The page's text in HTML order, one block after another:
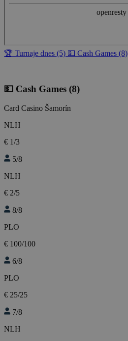
🏆 Turnaje dnes (5) 💵 Cash Games (8)
💵 Cash Games (8)
Card Casino Šamorín
NLH
€ 1/3
5/8
NLH
€ 2/5
8/8
PLO
€ 100/100
6/8
PLO
€ 25/25
7/8
NLH